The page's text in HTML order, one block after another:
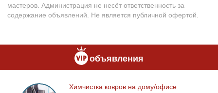
мастеров. Администрация не несёт ответственность за
содержание объявлений. Не является публичной офертой.
объявления
Химчистка
Хим­чист­ка ков­ров на до­му/офи­се